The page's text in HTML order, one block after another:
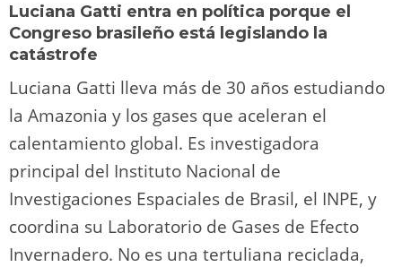
Luciana Gatti entra en política porque el
Congreso brasileño está legislando la
catástrofe
Luciana Gatti lleva más de 30 años estudiando
la Amazonia y los gases que aceleran el
calentamiento global. Es investigadora
principal del Instituto Nacional de
Investigaciones Espaciales de Brasil, el INPE, y
coordina su Laboratorio de Gases de Efecto
Invernadero. No es una tertuliana reciclada,